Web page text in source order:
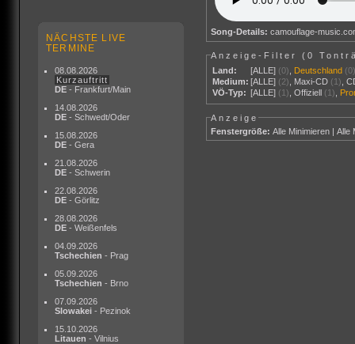
NÄCHSTE LIVE
TERMINE
08.08.2026
Kurzauftritt
DE - Frankfurt/Main
14.08.2026
DE - Schwedt/Oder
15.08.2026
DE - Gera
21.08.2026
DE - Schwerin
22.08.2026
DE - Görlitz
28.08.2026
DE - Weißenfels
04.09.2026
Tschechien - Prag
05.09.2026
Tschechien - Brno
07.09.2026
Slowakei - Pezinok
15.10.2026
Litauen - Vilnius
Song-Details: camouflage-
Anzeige-Filter (0
Land:
[ALLE] (0) Deutschland
Medium: [ALLE] (2) Maxi-CD (1) ,
VÖ-Typ: [ALLE] (1) ,Offiziell (1)
Anzeige
Fenstergröße: Alle Minimieren |Alle